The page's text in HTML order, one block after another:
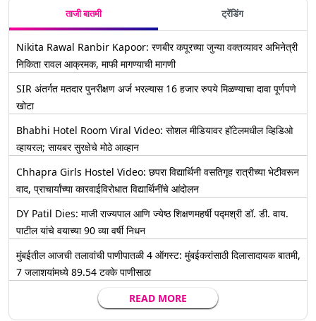
ताजी बातमी ट्रेंडिंग
Nikita Rawal Ranbir Kapoor: रणबीर कपूरच्या जुन्या वक्तव्यावर अभिनेत्री
निकिता रावल आक्रमक, माफी मागण्याची मागणी
SIR अंतर्गत मतदार पुनरीक्षण अर्ज भरल्यास 16 हजार रुपये मिळण्याचा दावा पूर्णपणे
खोटा
Bhabhi Hotel Room Viral Video: सोशल मीडियावर हॉटेलमधील व्हिडिओ
व्हायरल; सायबर सुरक्षेचे मोठे आव्हान
Chhapra Girls Hostel Video: छपरा विद्यार्थिनी वसतिगृह रात्रीच्या भेटीवरून
वाद, प्राचार्यांच्या कारवाईविरोधात विद्यार्थिनींचे आंदोलन
DY Patil Dies: माजी राज्यपाल आणि ज्येष्ठ शिक्षणमहर्षी पद्मश्री डॉ. डी. वाय.
पाटील यांचे वयाच्या 90 व्या वर्षी निधन
मुंबईतील आजची तलावांची पाणीपातळी 4 ऑगस्ट: मुंबईकरांसाठी दिलासादायक बातमी,
7 जलाशयांमध्ये 89.54 टक्के पाणीसाठा
READ MORE